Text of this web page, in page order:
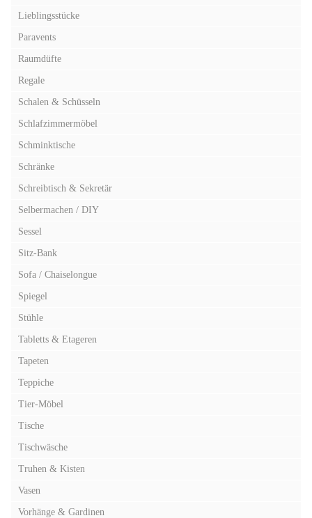
Lieblingsstücke
Paravents
Raumdüfte
Regale
Schalen & Schüsseln
Schlafzimmermöbel
Schminktische
Schränke
Schreibtisch & Sekretär
Selbermachen / DIY
Sessel
Sitz-Bank
Sofa / Chaiselongue
Spiegel
Stühle
Tabletts & Etageren
Tapeten
Teppiche
Tier-Möbel
Tische
Tischwäsche
Truhen & Kisten
Vasen
Vorhänge & Gardinen